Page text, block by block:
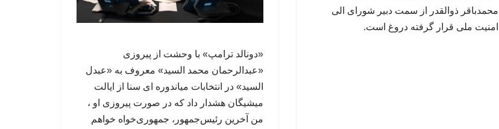
محمدباقر ذوالقدر از سمت دبیر شورای الی
امنیت ملی قرار گرفته دروغ است.
«دونالد ترامپ» با وحشت از پیروزی
«عبدالرحمان محمد السید» معروف به «عبدل
السید» در انتخابات میاندوره ای سنا از ایالت
میشیگان هشدار داد که در صورت پیروزی او ،
من آخرین رئیس‌جمهور، جمهوری‌‍‌خواه خواهم